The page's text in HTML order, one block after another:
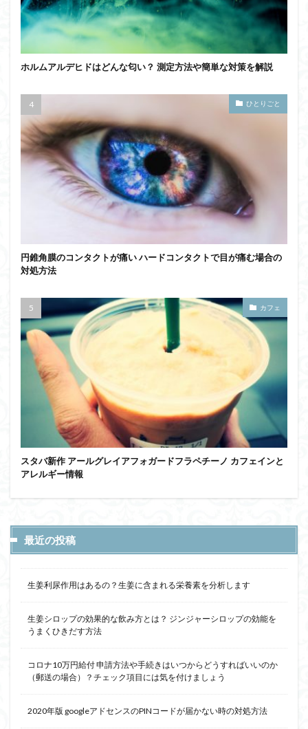
ホルムアルデヒドはどんな匂い？ 測定方法や簡単な対策を解説
ひとりごと
円錐角膜のコンタクトが痛い ハードコンタクトで目が痛む場合の
対処方法
カフェ
スタバ新作 アールグレイアフォガードフラペチーノ カフェインと
アレルギー情報
最近の投稿
生姜利尿作用はあるの？生姜に含まれる栄養素を分析します
生姜シロップの効果的な飲み方とは？ ジンジャーシロップの効能を
うまくひきだす方法
コロナ10万円給付 申請方法や手続きはいつからどうすればいいのか
（郵送の場合）？チェック項目には気を付けましょう
2020年版 googleアドセンスのPINコードが届かない時の対処方法